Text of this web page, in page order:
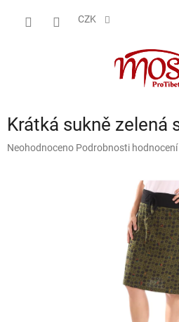
CZK
Krátká sukně zelená
Průměrné
Neohodnoceno Podrobnosti hodnocení